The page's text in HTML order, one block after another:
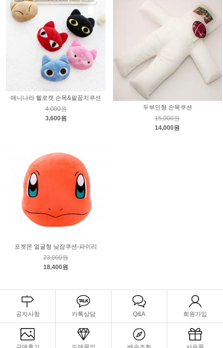
애니나라 헬로캣 손목&팔꿈치쿠션
4,000원
3,600원
두부인형 손목쿠션
15,000원
14,000원
포켓몬 얼굴형 낮잠쿠션-파이리
23,000원
18,400원
공지사항 카톡상담 Q&A 회원가입